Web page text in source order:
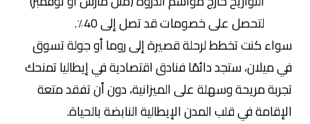
لتحصل على خصومات قد تصل إلى 40٪.
سواء كنت تخطط لرحلة قصيرة إلى روما أو جولة تسوق
في ميلان، ستجد دائمًا فنادق اقتصادية في إيطاليا تمنحك
تجربة مريحة وسهلة على الميزانية، دون أن تفقد متعة
الإقامة في قلب المدن الإيطالية النابضة بالحياة.